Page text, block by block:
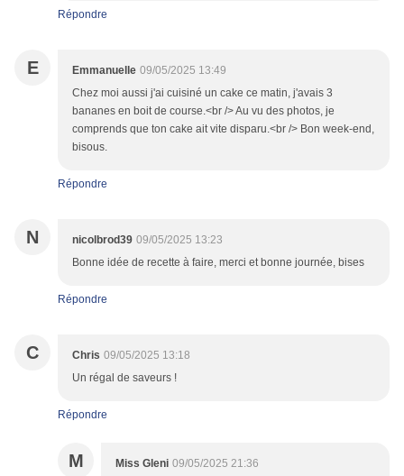
Répondre
E Emmanuelle 09/05/2025 13:49
Chez moi aussi j'ai cuisiné un cake ce matin, j'avais 3
bananes en boit de course.<br /> Au vu des photos, je
comprends que ton cake ait vite disparu.<br /> Bon week-end,
bisous.
Répondre
N nicolbrod39 09/05/2025 13:23
Bonne idée de recette à faire, merci et bonne journée, bises
Répondre
C Chris 09/05/2025 13:18
Un régal de saveurs !
Répondre
M Miss Gleni 09/05/2025 21:36